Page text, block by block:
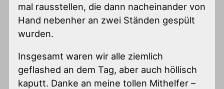
mal rausstellen, die dann nacheinander von
Hand nebenher an zwei Ständen gespült
wurden.
Insgesamt waren wir alle ziemlich
geflashed an dem Tag, aber auch höllisch
kaputt. Danke an meine tollen Mithelfer –